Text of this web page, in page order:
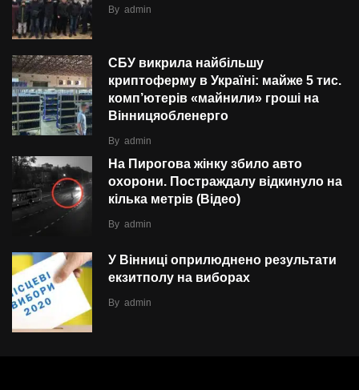
By admin
СБУ викрила найбільшу
криптоферму в Україні: майже 5 тис.
комп’ютерів «майнили» гроші на
Вінницяобленерго
By admin
На Пирогова жінку збило авто
охорони. Постраждалу відкинуло на
кілька метрів (Відео)
By admin
У Вінниці оприлюднено результати
екзитполу на виборах
By admin